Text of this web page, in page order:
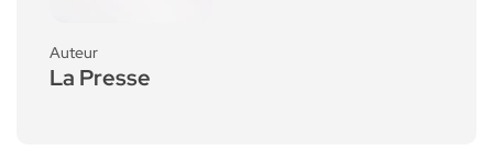
Auteur
La Presse